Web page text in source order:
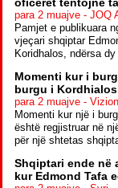
para 2 muajve - JOQ
Pamjet e publikuara
vjeçari shqiptar
Koridhalos, ndërsa
Momenti kur i
burgu i Kordhialos
para 2 muajve -
Momenti kur një i
është regjistruar në
për një shtetas
Shqiptari ende në
kur Edmond Tafa